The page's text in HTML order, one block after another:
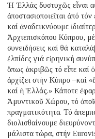
Ἡ Ἑλλάς δυστυχῶς εἶναι
ἀποστασιοποιεῖται ἀπό
καί ἀναδεικνύουμε
Ἀρχιεπισκόπου Κύπρου,
συνειδήσεις καί θά
ἐλπίδες γιά εἰρηνική
ὅπως ἀκριβῶς τό εἶπε καί
ἀρχίζει στήν Κύπρο –καί
καί ἡ Ἑλλάς.» Κάποτε
Ἀμυντικοῦ Χώρου, τό
πραγματικότητα. Τό
διολισθαίνουμε
μάλιστα τώρα, στήν